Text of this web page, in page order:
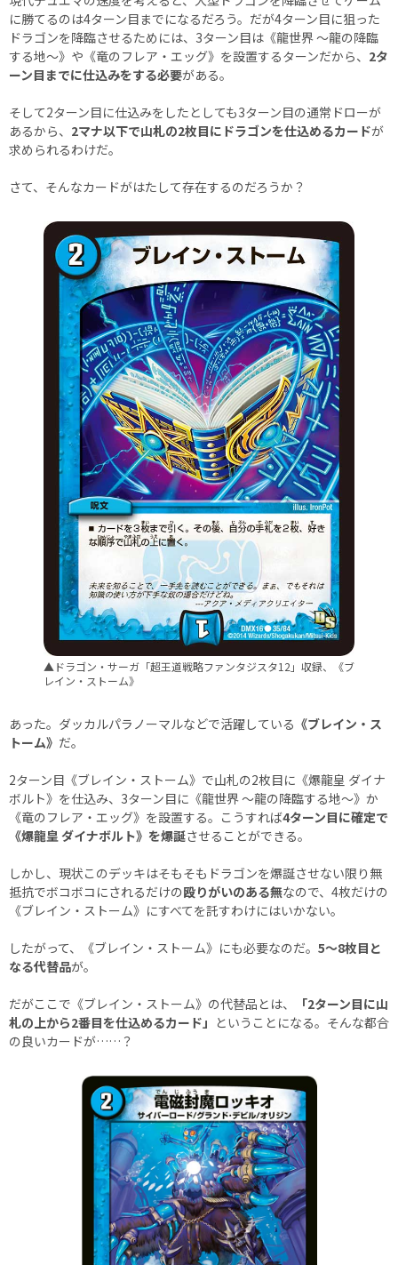
に勝てるのは4ターン目までになるだろう。だが4ターン目に狙った
ドラゴンを降臨させるためには、3ターン目は《龍世界 ～龍の降臨
する地～》や《竜のフレア・エッグ》を設置するターンだから、 2タ
ーン目までに仕込みをする必要がある。
そして2ターン目に仕込みをしたとしても3ターン目の通常ドローが
あるから、 2マナ以下で山札の2枚目にドラゴンを仕込めるカードが
求められるわけだ。
さて、そんなカードがはたして存在するのだろうか？
▲ドラゴン・サーガ「超王道戦略ファンタジスタ12」収録、《ブ
レイン・ストーム》
あった。ダッカルパラノーマルなどで活躍している 《ブレイン・ス
トーム》 だ。
2ターン目《ブレイン・ストーム》で山札の2枚目に《爆龍皇 ダイナ
ボルト》を仕込み、3ターン目に《龍世界 ～龍の降臨する地～》か
《竜のフレア・エッグ》を設置する。こうすれば4ターン目に確定で
《爆龍皇 ダイナボルト》を爆誕させることができる。
しかし、現状このデッキはそもそもドラゴンを爆誕させない限り無
抵抗でボコボコにされるだけの殴りがいのある無なので、4枚だけの
《ブレイン・ストーム》にすべてを託すわけにはいかない。
したがって、《ブレイン・ストーム》にも必要なのだ。 5～8枚目と
なる代替品が。
だがここで《ブレイン・ストーム》の代替品とは、
「2ターン目に山
札の上から2番目を仕込めるカード」 ということになる。そんな都合
の良いカードが……？